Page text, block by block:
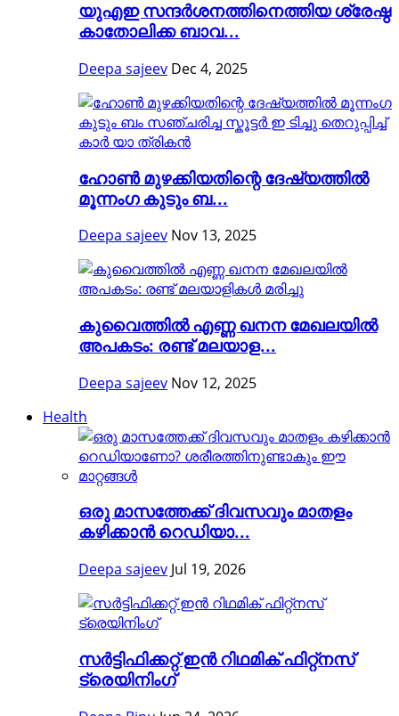
യുഎഇ സന്ദർശനത്തിനെത്തിയ ശ്രേഷ്ഠ
കാതോലിക്ക ബാവ...
Deepa sajeev Dec 4, 2025
ഹോൺ മുഴക്കിയതിന്റെ ദേഷ്യത്തിൽ
മൂന്നംഗ കുടും ബ...
Deepa sajeev Nov 13, 2025
കുവൈത്തിൽ എണ്ണ ഖനന മേഖലയിൽ
അപകടം: രണ്ട് മലയാള...
Deepa sajeev Nov 12, 2025
Health
ഒരു മാസത്തേക്ക് ദിവസവും മാതളം
കഴിക്കാൻ റെഡിയാ...
Deepa sajeev Jul 19, 2026
സർട്ടിഫിക്കറ്റ് ഇൻ റിഥമിക് ഫിറ്റ്നസ്
ട്രെയിനിംഗ്